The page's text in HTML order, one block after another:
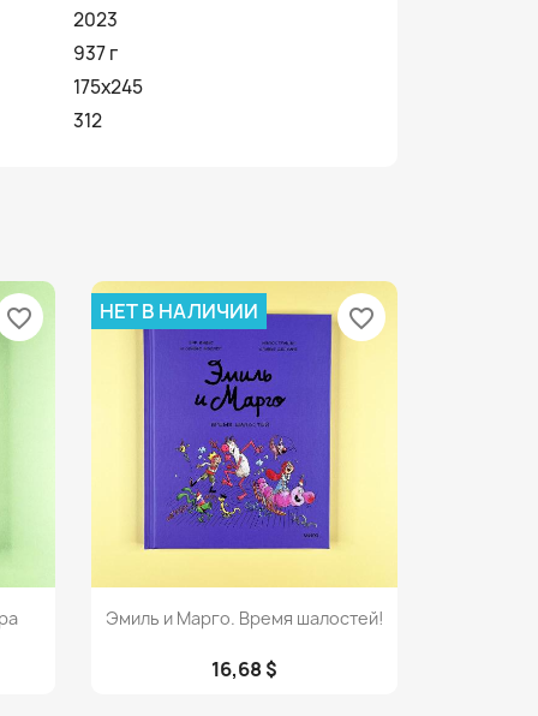
2023
937 г
175х245
312
favorite_border
Просмотр
Эмиль и Марго. Время шалостей!
16,68 $
НЕТ В НАЛИЧИИ favorite_border